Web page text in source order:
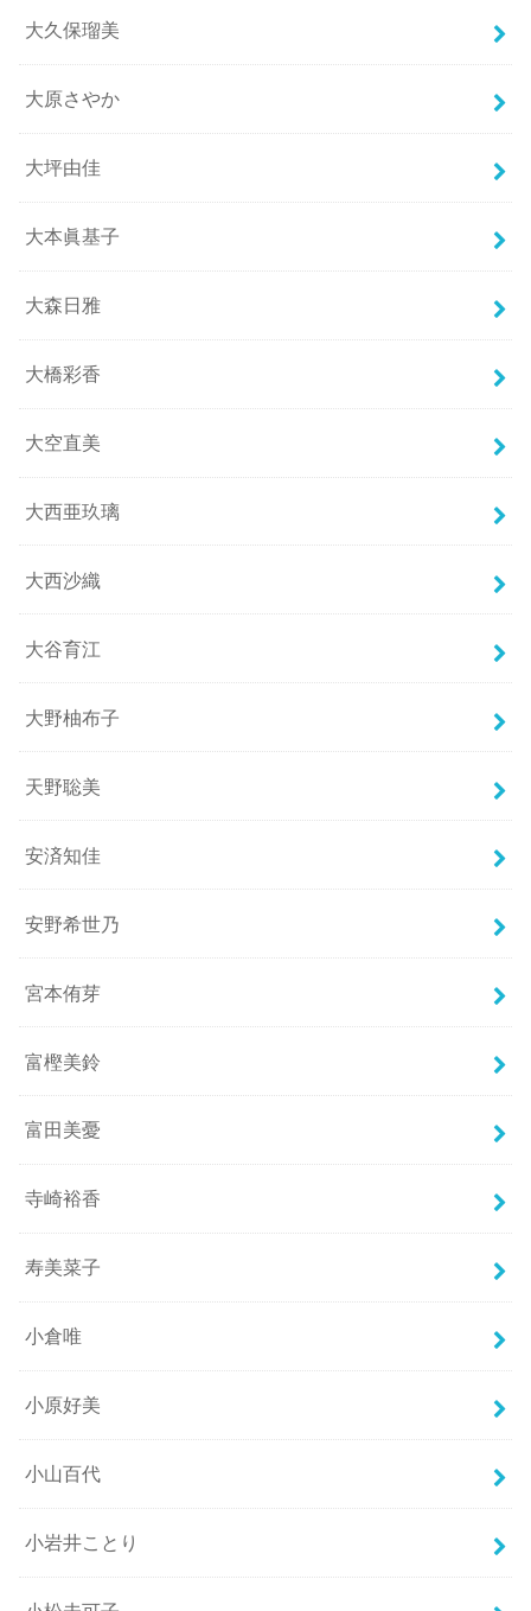
大久保瑠美
大原さやか
大坪由佳
大本眞基子
大森日雅
大橋彩香
大空直美
大西亜玖璃
大西沙織
大谷育江
大野柚布子
天野聡美
安済知佳
安野希世乃
宮本侑芽
富樫美鈴
富田美憂
寺崎裕香
寿美菜子
小倉唯
小原好美
小山百代
小岩井ことり